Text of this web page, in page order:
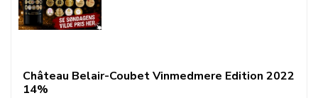
Château Belair-Coubet Vinmedmere Edition 2022
14%